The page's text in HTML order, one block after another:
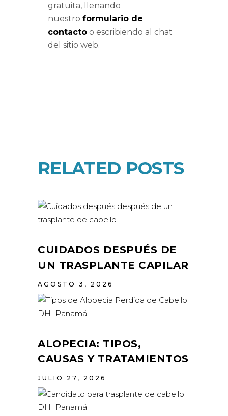
gratuita, llenando
nuestro formulario de
contacto o escribiendo al chat
del sitio web.
RELATED POSTS
CUIDADOS DESPUÉS DE
UN TRASPLANTE CAPILAR
AGOSTO 3, 2026
ALOPECIA: TIPOS,
CAUSAS Y TRATAMIENTOS
JULIO 27, 2026